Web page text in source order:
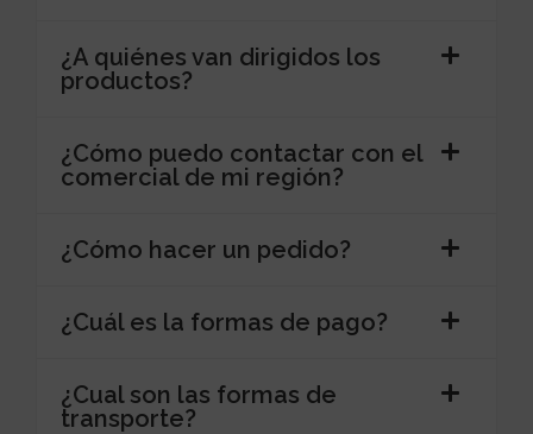
¿A quiénes van dirigidos los
productos?
¿Cómo puedo contactar con el
comercial de mi región?
¿Cómo hacer un pedido?
¿Cuál es la formas de pago?
¿Cual son las formas de
transporte?